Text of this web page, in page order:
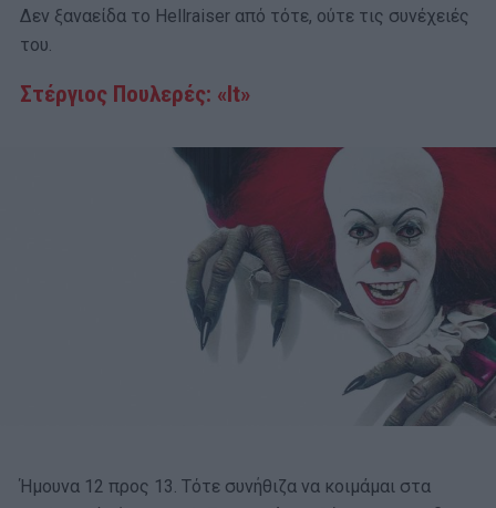
Δεν ξαναείδα το Hellraiser από τότε, ούτε τις συνέχειές
του.
Στέργιος Πουλερές: «It»
Ήμουνα 12 προς 13. Τότε συνήθιζα να κοιμάμαι στα